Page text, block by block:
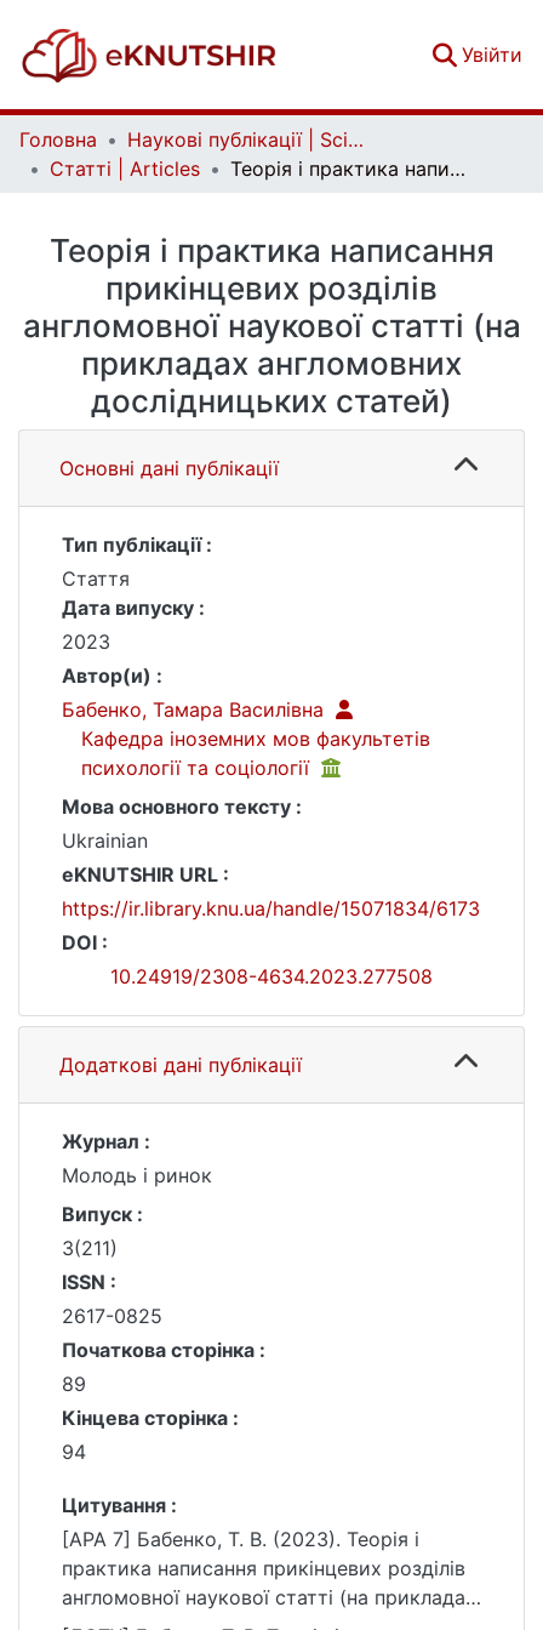
Увійти
Головна
Наукові публікації | Scientific publications
Статті | Articles
Теорія і практика написання прикінцевих розділів англомовної наукової статті (на прикладах англомовних дослідницьких статей)
Теорія і практика написання
прикінцевих розділів
англомовної наукової статті (на
прикладах англомовних
дослідницьких статей)
Основні дані публікації
Тип публікації :
Стаття
Дата випуску :
2023
Автор(и) :
Бабенко, Тамара Василівна
Кафедра іноземних мов факультетів
психології та соціології
Мова основного тексту :
Ukrainian
eKNUTSHIR URL :
https://ir.library.knu.ua/handle/15071834/6173
DOI :
10.24919/2308-4634.2023.277508
Додаткові дані публікації
Журнал :
Молодь і ринок
Випуск :
3(211)
ISSN :
2617-0825
Початкова сторінка :
89
Кінцева сторінка :
94
Цитування :
[APA 7] Бабенко, Т. В. (2023). Теорія і
практика написання прикінцевих розділів
англомовної наукової статті (на прикладах